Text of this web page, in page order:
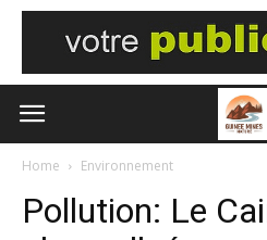
Home Environnement
Pollution: Le